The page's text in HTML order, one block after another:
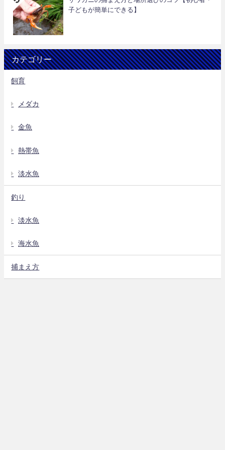
子どもが簡単にできる】
カテゴリー
飼育
メダカ
金魚
熱帯魚
淡水魚
釣り
淡水魚
海水魚
捕まえ方